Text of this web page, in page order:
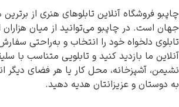
چاپبو فروشگاه آنلاین تابلوهای هنری از برترین
جهان است. در چاپبو می‌توانید از میان هزاران
تابلوی دلخواه خود را انتخاب و به‌راحتی
آنلاین ما بازدید کنید و تابلویی متناسب با
نشیمن، آشپزخانه، محل کار یا هر فضای دیگر
به دوستان و عزیزانتان هدیه دهید.